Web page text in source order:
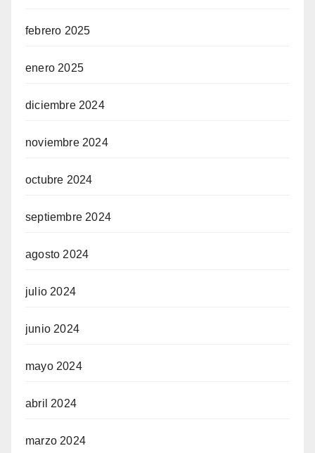
febrero 2025
enero 2025
diciembre 2024
noviembre 2024
octubre 2024
septiembre 2024
agosto 2024
julio 2024
junio 2024
mayo 2024
abril 2024
marzo 2024